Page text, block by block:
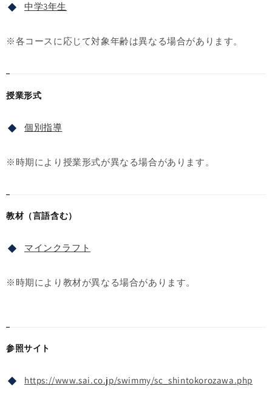
中学3年生
※各コースに応じて対象年齢は異なる場合があります。
授業形式
個別指導
※時期により授業形式が異なる場合があります。
教材（言語含む）
マインクラフト
※時期により教材が異なる場合があります。
参照サイト
https://www.sai.co.jp/swimmy/sc_shintokorozawa.php